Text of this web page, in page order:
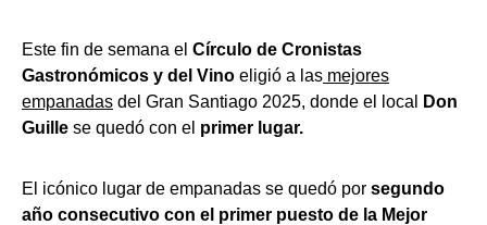
Este fin de semana el Círculo de Cronistas
Gastronómicos y del Vino eligió a las mejores
empanadas del Gran Santiago 2025, donde el local
Don
Guille se quedó con el primer lugar.
El icónico lugar de empanadas se quedó por segundo
año consecutivo con el primer puesto de la Mejor